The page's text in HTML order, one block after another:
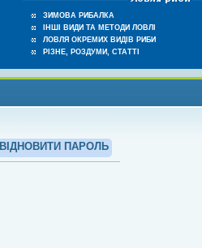
ЗИМОВА РИБАЛКА
ІНШІ ВИДИ ТА МЕТОДИ ЛОВЛІ
ЛОВЛЯ ОКРЕМИХ ВИДІВ РИБИ
РІЗНЕ, РОЗДУМИ, СТАТТІ
ВІДНОВИТИ ПАРОЛЬ